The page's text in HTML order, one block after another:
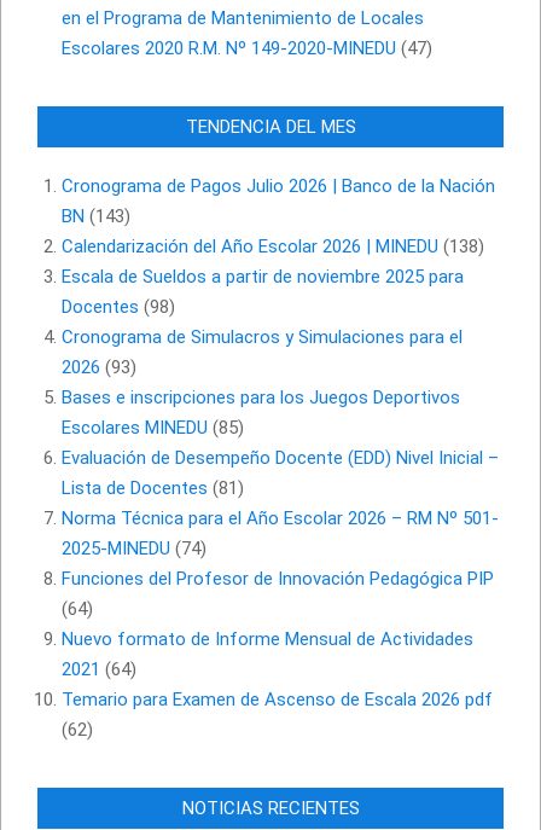
en el Programa de Mantenimiento de Locales
Escolares 2020 R.M. Nº 149-2020-MINEDU (47)
TENDENCIA DEL MES
Cronograma de Pagos Julio 2026 | Banco de la Nación
BN (143)
Calendarización del Año Escolar 2026 | MINEDU (138)
Escala de Sueldos a partir de noviembre 2025 para
Docentes (98)
Cronograma de Simulacros y Simulaciones para el
2026 (93)
Bases e inscripciones para los Juegos Deportivos
Escolares MINEDU (85)
Evaluación de Desempeño Docente (EDD) Nivel Inicial –
Lista de Docentes (81)
Norma Técnica para el Año Escolar 2026 – RM Nº 501-
2025-MINEDU (74)
Funciones del Profesor de Innovación Pedagógica PIP
(64)
Nuevo formato de Informe Mensual de Actividades
2021 (64)
Temario para Examen de Ascenso de Escala 2026 pdf
(62)
NOTICIAS RECIENTES